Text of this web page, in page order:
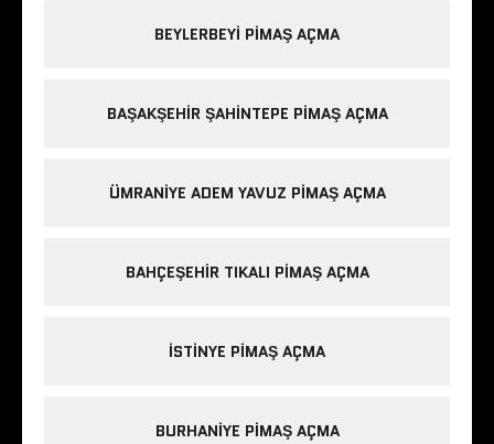
BEYLERBEYI PIMAŞ AÇMA
BAŞAKŞEHIR ŞAHINTEPE PIMAŞ AÇMA
ÜMRANIYE ADEM YAVUZ PIMAŞ AÇMA
BAHÇEŞEHIR TIKALI PIMAŞ AÇMA
ISTINYE PIMAŞ AÇMA
BURHANIYE PIMAŞ AÇMA